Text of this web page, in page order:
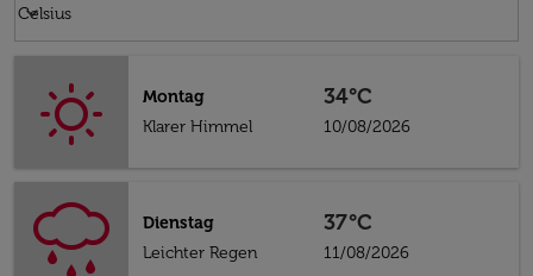
Celsius
keyboard_arrow_down
Montag
Klarer Himmel
34°C
10/08/2026
Dienstag
Leichter Regen
37°C
11/08/2026